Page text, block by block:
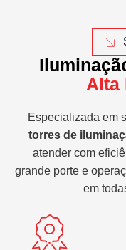
Alta
Especializada em
torres de
atender com
grande porte e
em